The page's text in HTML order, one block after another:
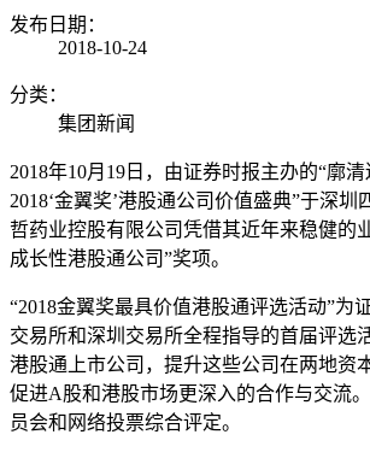
发布日期：
2018-10-24
分类：
集团新闻
2018年10月19日，由证券时报主办的“廓
2018‘金翼奖’港股通公司价值盛典”于深圳
哲药业控股有限公司凭借其近年来稳健的
成长性港股通公司”奖项。
“2018金翼奖最具价值港股通评选活动”为
交易所和深圳交易所全程指导的首届评选
港股通上市公司，提升这些公司在两地资
促进A股和港股市场更深入的合作与交流
员会和网络投票综合评定。